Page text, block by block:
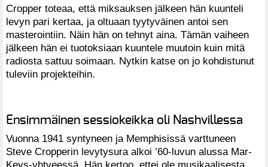
Cropper toteaa, että miksauksen jälkeen hän kuunteli
levyn pari kertaa, ja oltuaan tyytyväinen antoi sen
masterointiin. Näin hän on tehnyt aina. Tämän vaiheen
jälkeen hän ei tuotoksiaan kuuntele muutoin kuin mitä
radiosta sattuu soimaan. Nytkin katse on jo kohdistunut
tuleviin projekteihin.
Ensimmäinen sessiokeikka oli Nashvillessa
Vuonna 1941 syntyneen ja Memphisissä varttuneen
Steve Cropperin levytysura alkoi ’60-luvun alussa Mar-